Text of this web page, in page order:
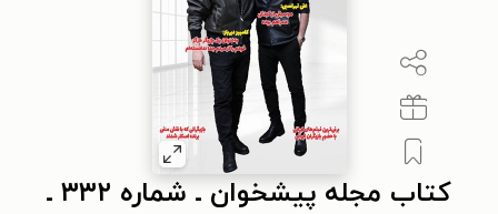
کتاب مجله پیشخوان ـ شماره ۳۳۲ ـ